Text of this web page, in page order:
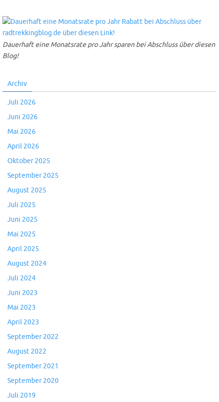
Dauerhaft eine Monatsrate pro Jahr sparen bei Abschluss über diesen
Blog!
Archiv
Juli 2026
Juni 2026
Mai 2026
April 2026
Oktober 2025
September 2025
August 2025
Juli 2025
Juni 2025
Mai 2025
April 2025
August 2024
Juli 2024
Juni 2023
Mai 2023
April 2023
September 2022
August 2022
September 2021
September 2020
Juli 2019